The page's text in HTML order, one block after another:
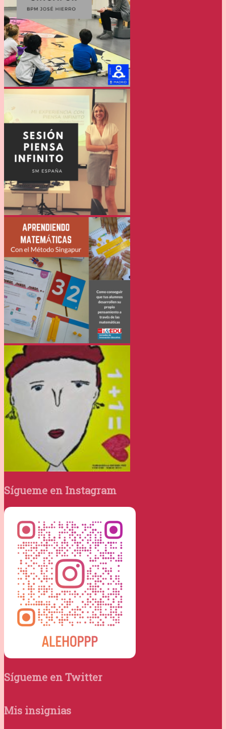
Sígueme en Instagram
Sígueme en Twitter
Mis insignias